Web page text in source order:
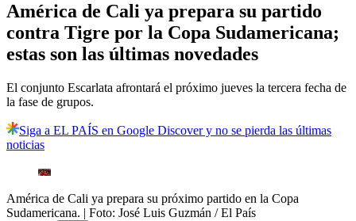
América de Cali ya prepara su partido
contra Tigre por la Copa Sudamericana;
estas son las últimas novedades
El conjunto Escarlata afrontará el próximo jueves la tercera fecha de
la fase de grupos.
Siga a EL PAÍS en Google Discover y no se pierda las últimas
noticias
América de Cali ya prepara su próximo partido en la Copa
Sudamericana. | Foto: José Luis Guzmán / El País